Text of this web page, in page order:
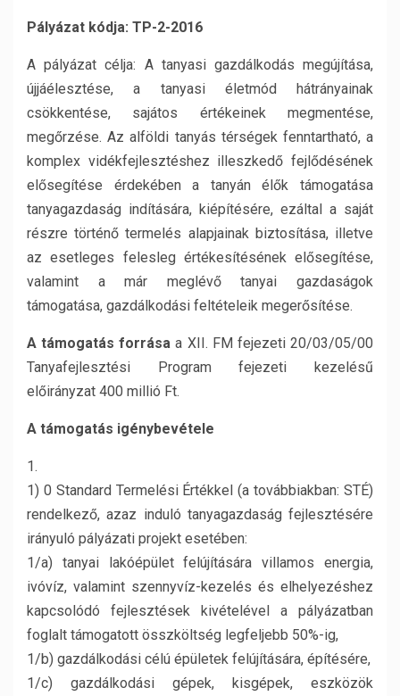
Pályázat kódja: TP-2-2016
A pályázat célja: A tanyasi gazdálkodás megújítása,
újjáélesztése, a tanyasi életmód hátrányainak
csökkentése, sajátos értékeinek megmentése,
megőrzése. Az alföldi tanyás térségek fenntartható, a
komplex vidékfejlesztéshez illeszkedő fejlődésének
elősegítése érdekében a tanyán élők támogatása
tanyagazdaság indítására, kiépítésére, ezáltal a saját
részre történő termelés alapjainak biztosítása, illetve
az esetleges felesleg értékesítésének elősegítése,
valamint a már meglévő tanyai gazdaságok
támogatása, gazdálkodási feltételeik megerősítése.
A támogatás forrása a XII. FM fejezeti 20/03/05/00
Tanyafejlesztési Program fejezeti kezelésű
előirányzat 400 millió Ft.
A támogatás igénybevétele
1.
1) 0 Standard Termelési Értékkel (a továbbiakban: STÉ)
rendelkező, azaz induló tanyagazdaság fejlesztésére
irányuló pályázati projekt esetében:
1/a) tanyai lakóépület felújítására villamos energia,
ivóvíz, valamint szennyvíz-kezelés és elhelyezéshez
kapcsolódó fejlesztések kivételével a pályázatban
foglalt támogatott összköltség legfeljebb 50%-ig,
1/b) gazdálkodási célú épületek felújítására, építésére,
1/c) gazdálkodási gépek, kisgépek, eszközök